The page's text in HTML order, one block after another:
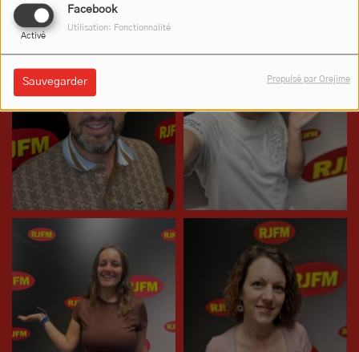
Facebook
Activé
Utilisation: Fonctionnalité
Sauvegarder Propulsé par Orejime